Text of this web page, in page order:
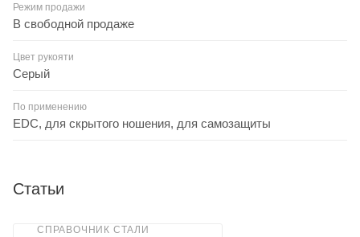
Режим продажи
В свободной продаже
Цвет рукояти
Серый
По применению
EDC, для скрытого ношения, для самозащиты
Статьи
СПРАВОЧНИК СТАЛИ